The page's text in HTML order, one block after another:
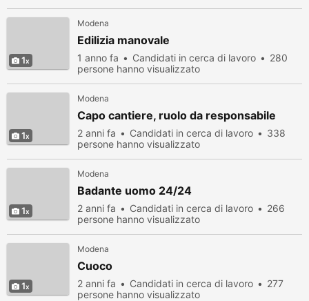
1
Modena
Edilizia manovale
1 anno fa Candidati in cerca di lavoro
280
persone hanno visualizzato
1
Modena
Capo cantiere, ruolo da responsabile
2 anni fa Candidati in cerca di lavoro
338
persone hanno visualizzato
1
Modena
Badante uomo 24/24
2 anni fa Candidati in cerca di lavoro
266
persone hanno visualizzato
1
Modena
Cuoco
2 anni fa Candidati in cerca di lavoro
277
persone hanno visualizzato